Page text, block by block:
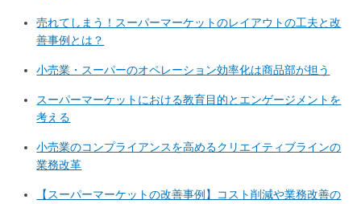
売れてしまう！スーパーマーケットのレイアウトの工夫と改
善事例とは？
小売業・スーパーのオペレーション効率化は商品部が担う
スーパーマーケットにおける教育目的とエンゲージメントを
考える
小売業のコンプライアンスを高めるクリエイティブラインの
業務改革
【スーパーマーケットの改善事例】コスト削減や業務改善の